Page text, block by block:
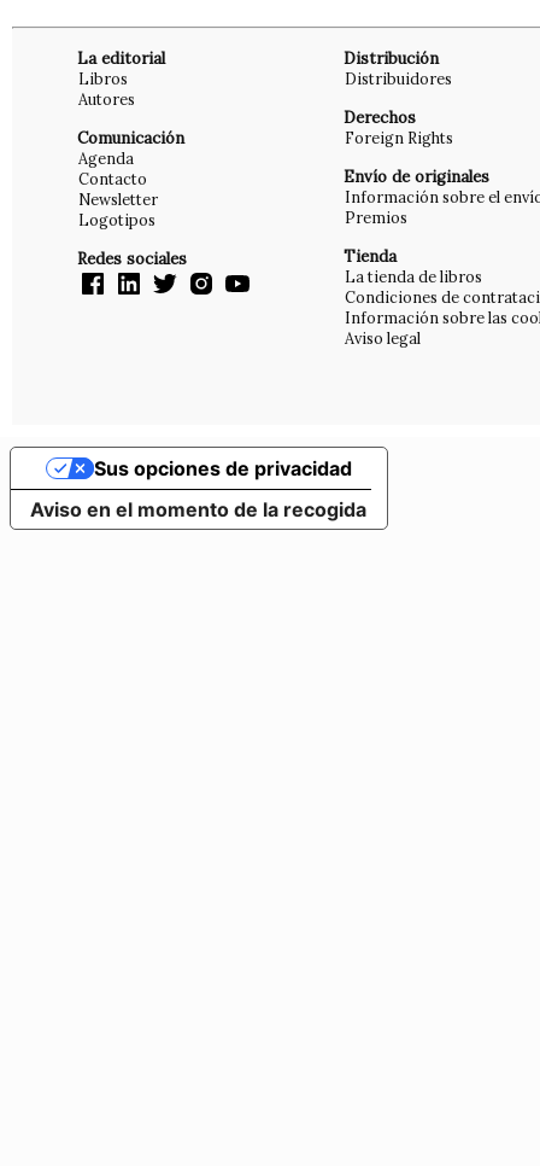
La editorial
Libros
Autores
Comunicación
Agenda
Contacto
Newsletter
Logotipos
Redes sociales
Distribución
Distribuidores
Derechos
Foreign Rights
Envío de originales
Información sobre el
Premios
Tienda
La tienda de libros
Condiciones de
Información sobre las
Aviso legal
Aviso en el momento de la recogida
Sus opciones de privacidad